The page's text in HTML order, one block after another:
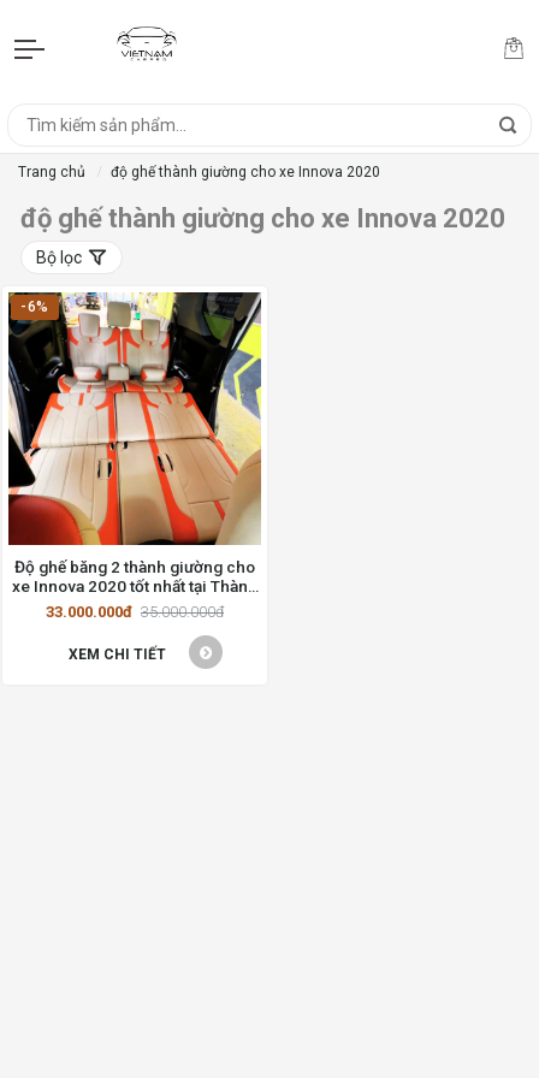
Trang chủ độ ghế thành giường cho xe Innova 2020
độ ghế thành giường cho xe Innova 2020
Bộ lọc
-6%
Độ ghế băng 2 thành giường cho
xe Innova 2020 tốt nhất tại Thành
Phố Hồ Chí Minh
33.000.000đ 35.000.000đ
XEM CHI TIẾT